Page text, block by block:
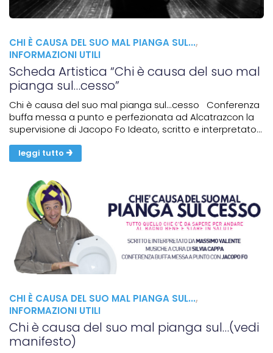
Scheda Artistica “Chi è causa del suo mal
pianga sul…cesso”
CHI È CAUSA DEL SUO MAL PIANGA SUL...,
INFORMAZIONI UTILI
Chi è causa del suo mal pianga sul...cesso Conferenza
buffa messa a punto e perfezionata ad Alcatrazcon la
supervisione di Jacopo Fo Ideato, scritto e interpretato
CappaDurata: 90 minuti circa ...
leggi tutto
Chi è causa del suo mal pianga sul…(vedi
manifesto)
CHI È CAUSA DEL SUO MAL PIANGA SUL...,
INFORMAZIONI UTILI